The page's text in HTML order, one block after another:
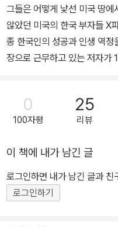
원으로 활동하며 닦은 글 솜
한 호기심 덕분에 몇 권의 책
는 클린 오션이다》《새로운
젠테이션》《영어 아무나 한다
법인장으로 근무하고 있으며
그들은 어떻게 낯선 미국 땅에
않았던 미국의 한국 부자들 X
종 한국인의 성공과 인생 역
장으로 근무하고 있는 저자가
남짓 걸려 완성한 이 책은 그
실명과 수입, 무일푼으로 시
의 생생한 목소리가 그대로
있는 뉴스타부동산그룹의 남
평균 연봉 1억 원이라는 꿈의
엄친아 이필립(탤런트)의 아
뉴요커의 입맛을 사로잡은 한
0
100자평
25
리뷰
이 책에 내가 남긴 글
로그인하면 내가 남긴 글과
로그인하기